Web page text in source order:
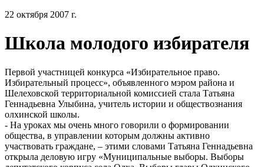
22 октября 2007 г.
Школа молодого избирателя
Первой участницей конкурса «Избирательное право.
Избирательный процесс», объявленного мэром района и
Шелеховской территориальной комиссией стала Татьяна
Геннадьевна Улыбина, учитель истории и обществознания
олхинской школы.
- На уроках мы очень много говорили о формировании
общества, в управлении которым должны активно
участвовать граждане, – этими словами Татьяна Геннадьевна
открыла деловую игру «Муниципальные выборы. Выборы